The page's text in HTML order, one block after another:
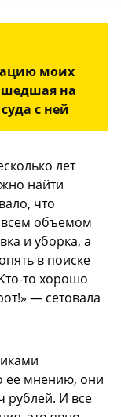
моих
на
с ней
лет
найти
что
объемом
и уборка, а
в поиске
то хорошо
— сетовала
ее мнению, они
рублей. И все